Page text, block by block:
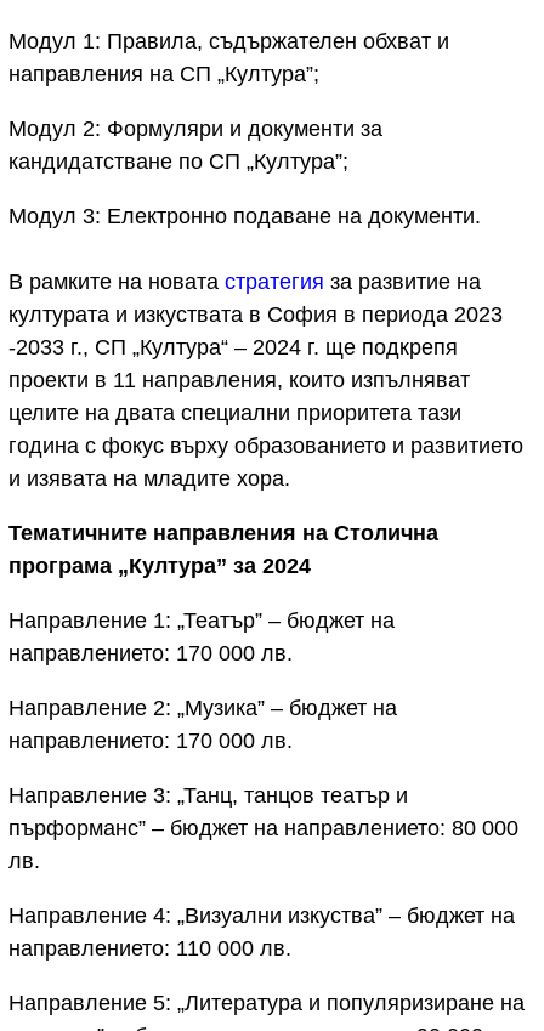
Модул 1: Правила, съдържателен обхват и
направления на СП „Култура”;
Модул 2: Формуляри и документи за
кандидатстване по СП „Култура”;
Модул 3: Електронно подаване на документи.
В рамките на новата стратегия за развитие на
културата и изкуствата в София в периода 2023
-2033 г., СП „Култура“ – 2024 г. ще подкрепя
проекти в 11 направления, които изпълняват
целите на двата специални приоритета тази
година с фокус върху образованието и развитието
и изявата на младите хора.
Тематичните направления на Столична
програма „Култура” за 2024
Направление 1: „Театър” – бюджет на
направлението: 170 000 лв.
Направление 2: „Музика” – бюджет на
направлението: 170 000 лв.
Направление 3: „Танц, танцов театър и
пърформанс” – бюджет на направлението: 80 000
лв.
Направление 4: „Визуални изкуства” – бюджет на
направлението: 110 000 лв.
Направление 5: „Литература и популяризиране на